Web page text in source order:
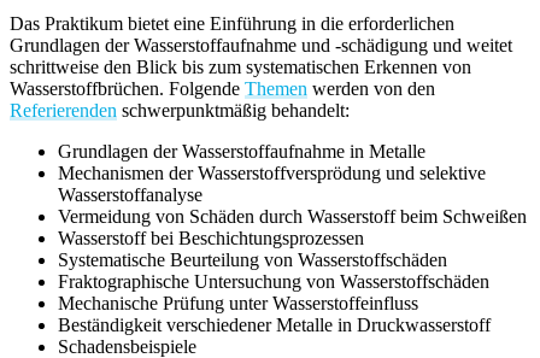
Das Praktikum bietet eine Einführung in die erforderlichen
Grundlagen der Wasserstoffaufnahme und -schädigung und weitet
schrittweise den Blick bis zum systematischen Erkennen von
Wasserstoffbrüchen. Folgende Themen werden von den
Referierenden schwerpunktmäßig behandelt:
Grundlagen der Wasserstoffaufnahme in Metalle
Mechanismen der Wasserstoffversprödung und selektive
Wasserstoffanalyse
Vermeidung von Schäden durch Wasserstoff beim Schweißen
Wasserstoff bei Beschichtungsprozessen
Systematische Beurteilung von Wasserstoffschäden
Fraktographische Untersuchung von Wasserstoffschäden
Mechanische Prüfung unter Wasserstoffeinfluss
Beständigkeit verschiedener Metalle in Druckwasserstoff
Schadensbeispiele